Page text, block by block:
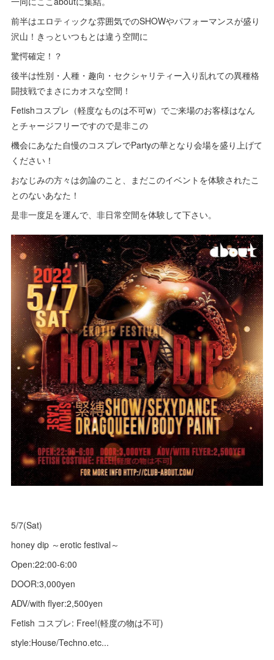
前半はエロティックな雰囲気でのSHOWやパフォーマンスが盛り
沢山！きっといつもとは違う空間に
驚愕確定！？
後半は性別・人種・趣向・セクシャリティー入り乱れての異種格
闘技戦でまさにカオスな空間！
Fetishコスプレ（軽度なものは不可w）でご来場のお客様はなん
とチャージフリーですので是非この
機会にあなた自慢のコスプレでPartyの華となり会場を盛り上げて
ください！
おなじみの方々は勿論のこと、まだこのイベントを体験されたこ
とのないあなた！
是非一度足を運んで、非日常空間を体験して下さい。
5/7(Sat)
honey dip ～erotic festival～
Open:22:00-6:00
DOOR:3,000yen
ADV/with flyer:2,500yen
Fetish コスプレ: Free!(軽度の物は不可)
style:House/Techno.etc...